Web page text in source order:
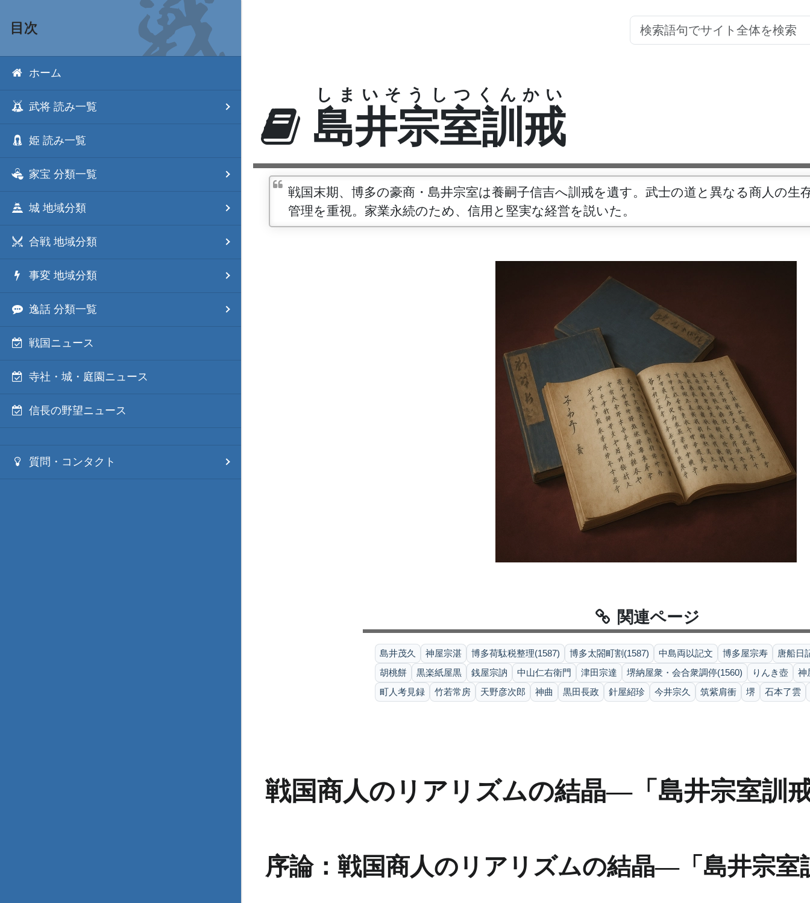
目次
ホーム
武将 読み一覧
姫 読み一覧
家宝 分類一覧
城 地域分類
合戦 地域分類
事変 地域分類
逸話 分類一覧
戦国ニュース
寺社・城・庭園ニュース
信長の野望ニュース
質問・コンタクト
島井宗室訓戒
しまいそうしつくんかい
戦国末期、博多の豪商・島井宗室は養嗣子信吉へ訓戒を遺す。武士の道と異なる商人の生
管理を重視。家業永続のため、信用と堅実な経営を説いた。
関連ページ
島井茂久 神屋宗湛 博多荷駄税整理(1587) 博多太閤町割(1587) 中島両以記文 博多屋宗寿
唐船日
胡桃餅
黒楽紙屋黒 銭屋宗訥 中山仁右衛門 津田宗達 堺納屋衆・会合衆調停(1560) りんき壺
神
町人考見録
竹若常房 天野彦次郎 神曲 黒田長政 針屋紹珍 今井宗久 筑紫肩衝 堺 石本了雲
戦国商人のリアリズムの結晶―「島井宗室訓
序論：戦国商人のリアリズムの結晶―「島井宗室